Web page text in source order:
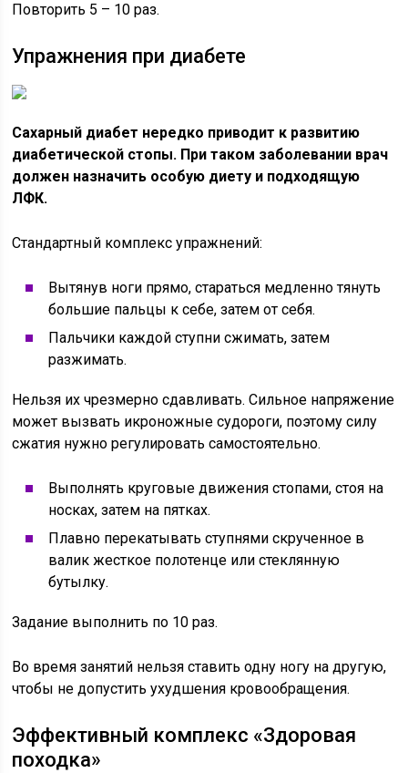
Повторить 5 – 10 раз.
Упражнения при диабете
Сахарный диабет нередко приводит к развитию
диабетической стопы. При таком заболевании врач
должен назначить особую диету и подходящую
ЛФК.
Стандартный комплекс упражнений:
Вытянув ноги прямо, стараться медленно тянуть
большие пальцы к себе, затем от себя.
Пальчики каждой ступни сжимать, затем
разжимать.
Нельзя их чрезмерно сдавливать. Сильное напряжение
может вызвать икроножные судороги, поэтому силу
сжатия нужно регулировать самостоятельно.
Выполнять круговые движения стопами, стоя на
носках, затем на пятках.
Плавно перекатывать ступнями скрученное в
валик жесткое полотенце или стеклянную
бутылку.
Задание выполнить по 10 раз.
Во время занятий нельзя ставить одну ногу на другую,
чтобы не допустить ухудшения кровообращения.
Эффективный комплекс «Здоровая
походка»